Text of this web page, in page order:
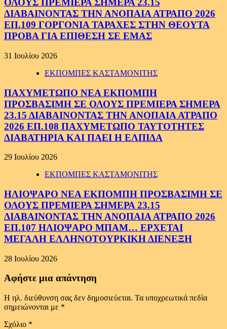
ΟΛΟΥΣ ΠΡΕΜΙΕΡΑ ΣΗΜΕΡΑ 23.15
ΔΙΑΒΑΙΝΟΝΤΑΣ ΤΗΝ ΑΝΟΠΑΙΑ ΑΤΡΑΠΟ 2026
ΕΠ.109 ΓΟΡΓΟΝΙΑ ΤΑΡΑΧΕΣ ΣΤΗΝ ΘΕΟΥΤΑ
ΠΡΟΒΑ ΓΙΑ ΕΠΙΘΕΣΗ ΣΕ ΕΜΑΣ
31 Ιουλίου 2026
ΕΚΠΟΜΠΕΣ ΚΑΣΤΑΜΟΝΙΤΗΣ
ΠΑΧΥΜΕΤΩΠΟ ΝΕΑ ΕΚΠΟΜΠΗ
ΠΡΟΣΒΑΣΙΜΗ ΣΕ ΟΛΟΥΣ ΠΡΕΜΙΕΡΑ ΣΗΜΕΡΑ
23.15 ΔΙΑΒΑΙΝΟΝΤΑΣ ΤΗΝ ΑΝΟΠΑΙΑ ΑΤΡΑΠΟ
2026 ΕΠ.108 ΠΑΧΥΜΕΤΩΠΟ ΤΑΥΤΟΤΗΤΕΣ
ΔΙΑΒΑΤΗΡΙΑ ΚΑΙ ΠΑΕΙ Η ΕΛΠΙΔΑ
29 Ιουλίου 2026
ΕΚΠΟΜΠΕΣ ΚΑΣΤΑΜΟΝΙΤΗΣ
ΗΛΙΟΨΑΡΟ ΝΕΑ ΕΚΠΟΜΠΗ ΠΡΟΣΒΑΣΙΜΗ ΣΕ
ΟΛΟΥΣ ΠΡΕΜΙΕΡΑ ΣΗΜΕΡΑ 23.15
ΔΙΑΒΑΙΝΟΝΤΑΣ ΤΗΝ ΑΝΟΠΑΙΑ ΑΤΡΑΠΟ 2026
ΕΠ.107 ΗΛΙΟΨΑΡΟ ΜΠΑΜ… ΕΡΧΕΤΑΙ
ΜΕΓΑΛΗ ΕΛΛΗΝΟΤΟΥΡΚΙΚΗ ΔΙΕΝΕΞΗ
28 Ιουλίου 2026
Αφήστε μια απάντηση
Η ηλ. διεύθυνση σας δεν δημοσιεύεται. Τα υποχρεωτικά πεδία
σημειώνονται με *
Σχόλιο *